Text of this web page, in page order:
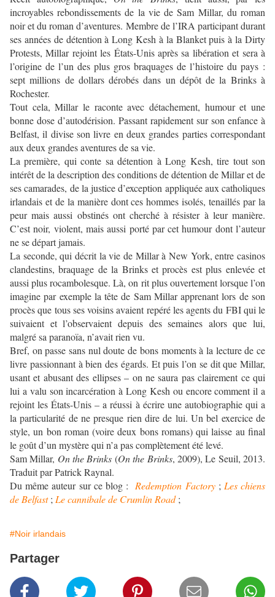
incroyables rebondissements de la vie de Sam Millar, du roman
noir et du roman d’aventures. Membre de l’IRA participant durant
ses années de détention à Long Kesh à la Blanket puis à la Dirty
Protests, Millar rejoint les États-Unis après sa libération et sera à
l’origine de l’un des plus gros braquages de l’histoire du pays :
sept millions de dollars dérobés dans un dépôt de la Brinks à
Rochester.
Tout cela, Millar le raconte avec détachement, humour et une
bonne dose d’autodérision. Passant rapidement sur son enfance à
Belfast, il divise son livre en deux grandes parties correspondant
aux deux grandes aventures de sa vie.
La première, qui conte sa détention à Long Kesh, tire tout son
intérêt de la description des conditions de détention de Millar et de
ses camarades, de la justice d’exception appliquée aux catholiques
irlandais et de la manière dont ces hommes isolés, tenaillés par la
peur mais aussi obstinés ont cherché à résister à leur manière.
C’est noir, violent, mais aussi porté par cet humour dont l’auteur
ne se départ jamais.
La seconde, qui décrit la vie de Millar à New York, entre casinos
clandestins, braquage de la Brinks et procès est plus enlevée et
aussi plus rocambolesque. Là, on rit plus ouvertement lorsque l’on
imagine par exemple la tête de Sam Millar apprenant lors de son
procès que tous ses voisins avaient repéré les agents du FBI qui le
suivaient et l’observaient depuis des semaines alors que lui,
malgré sa paranoïa, n’avait rien vu.
Bref, on passe sans nul doute de bons moments à la lecture de ce
livre passionnant à bien des égards. Et puis l’on se dit que Millar,
usant et abusant des ellipses – on ne saura pas clairement ce qui
lui a valu son incarcération à Long Kesh ou encore comment il a
rejoint les États-Unis – a réussi à écrire une autobiographie qui a
la particularité de ne presque rien dire de lui. Un bel exercice de
style, un bon roman (voire deux bons romans) qui laisse au final
le goût d’un mystère qui n’a pas complètement été levé.
Sam Millar, On the Brinks (On the Brinks, 2009), Le Seuil, 2013.
Traduit par Patrick Raynal.
Du même auteur sur ce blog :
Redemption Factory; Les chiens
de Belfast; Le cannibale de Crumlin Road;
#Noir irlandais
Partager